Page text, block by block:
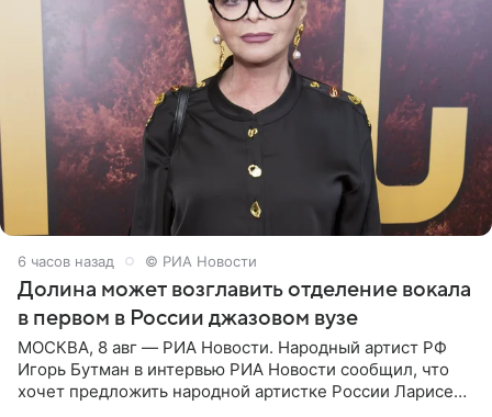
6 часов назад © РИА Новости
Долина может возглавить отделение вокала
в первом в России джазовом вузе
МОСКВА, 8 авг — РИА Новости. Народный артист РФ
Игорь Бутман в интервью РИА Новости сообщил, что
хочет предложить народной артистке России Ларисе